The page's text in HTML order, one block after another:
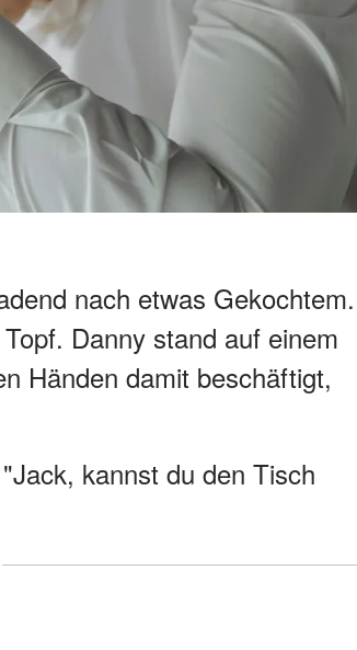
nach etwas Gekochtem.
Danny stand auf einem
Händen damit beschäftigt,
kannst du den Tisch